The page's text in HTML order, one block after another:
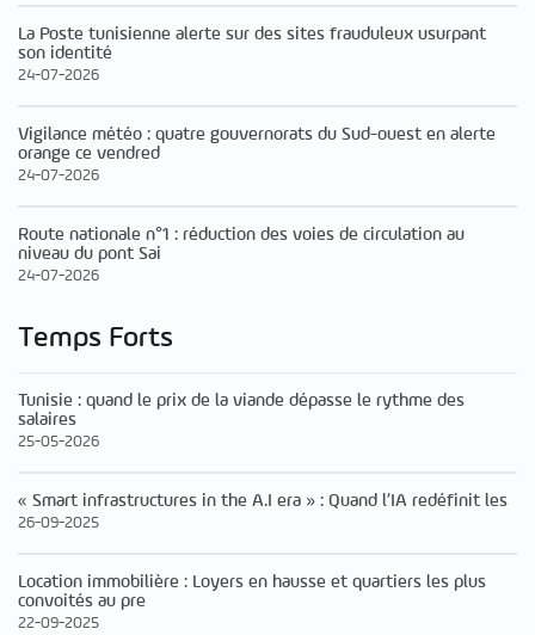
La Poste tunisienne alerte sur des sites frauduleux usurpant
son identité
24-07-2026
Vigilance météo : quatre gouvernorats du Sud-ouest en alerte
orange ce vendred
24-07-2026
Route nationale n°1 : réduction des voies de circulation au
niveau du pont Sai
24-07-2026
Temps Forts
Tunisie : quand le prix de la viande dépasse le rythme des
salaires
25-05-2026
« Smart infrastructures in the A.I era » : Quand l’IA redéfinit les
26-09-2025
Location immobilière : Loyers en hausse et quartiers les plus
convoités au pre
22-09-2025